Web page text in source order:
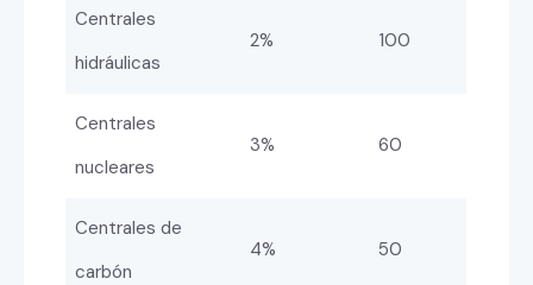
Centrales
hidráulicas
2% 100
Centrales
nucleares
3% 60
Centrales de
carbón
4% 50